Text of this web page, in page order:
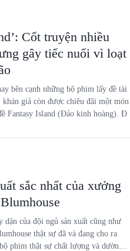
Cốt truyện nhiều
gây tiếc nuối vì loạt
bên cạnh những bộ phim lấy đề tài
giả còn được chiêu đãi một món
Fantasy Island (Đảo kinh hoàng). Đ
sắc nhất của xưởng
dặn của đội ngủ sản xuất cũng như
thật sự đã và đang cho ra
phim thật sự chất lượng và dường